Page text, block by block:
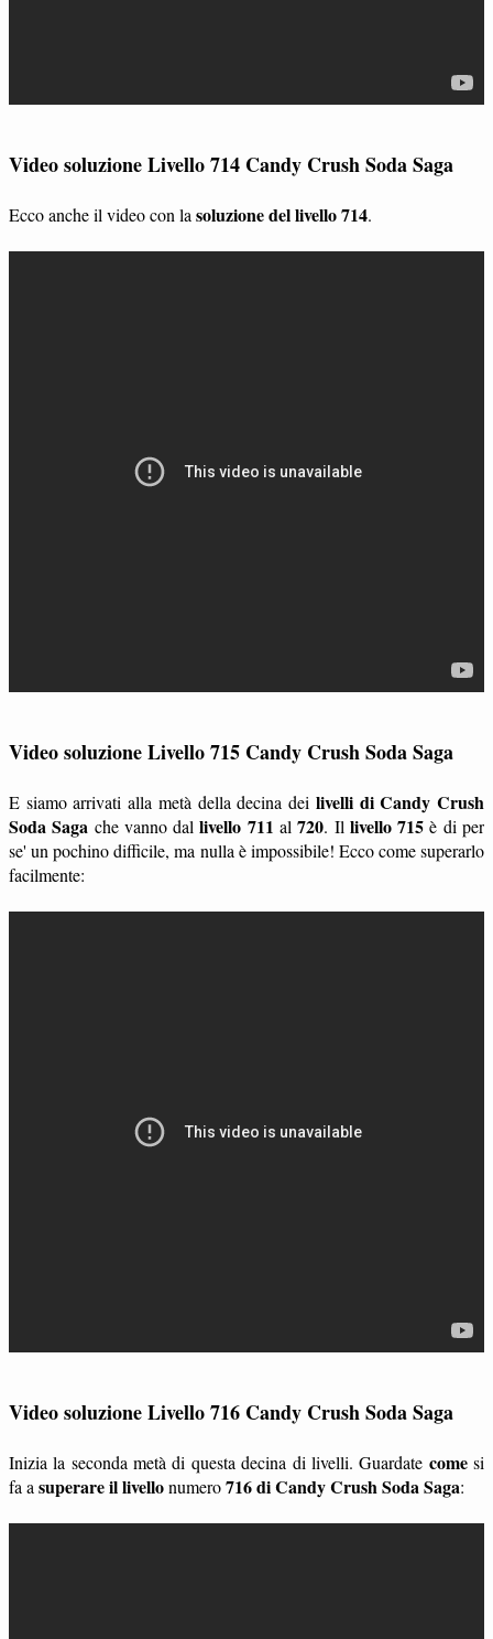
Video soluzione Livello 714 Candy Crush Soda Saga
Ecco anche il video con la soluzione del livello 714.
Video soluzione Livello 715 Candy Crush Soda Saga
E siamo arrivati alla metà della decina dei livelli di Candy Crush
Soda Saga che vanno dallivello 711 al720. Il livello 715 è di per
se' un pochino difficile, ma nulla è impossibile! Ecco come superarlo
facilmente:
Video soluzione Livello 716 Candy Crush Soda Saga
Inizia la seconda metà di questa decina di livelli. Guardate comesi
fa a superare il livellonumero716 di Candy Crush Soda Saga: